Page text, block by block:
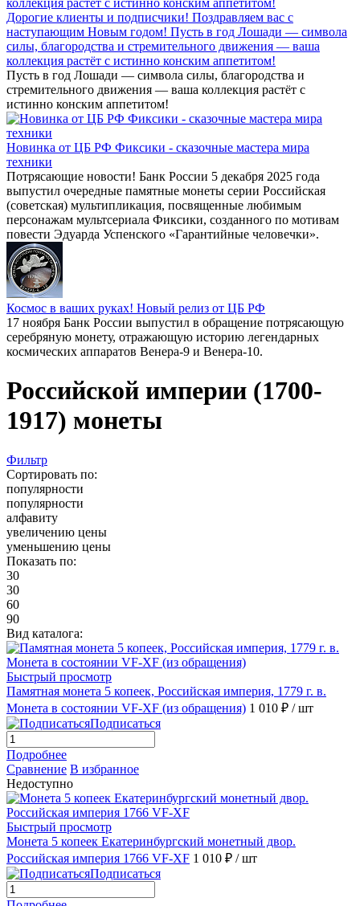
Дорогие клиенты и подписчики! Поздравляем вас с
наступающим Новым годом! Пусть в год Лошади — символа
силы, благородства и стремительного движения — ваша
коллекция растёт с истинно конским аппетитом!
Пусть в год Лошади — символа силы, благородства и
стремительного движения — ваша коллекция растёт с
истинно конским аппетитом!
Новинка от ЦБ РФ Фиксики - сказочные мастера мира
техники
Потрясающие новости! Банк России 5 декабря 2025 года
выпустил очередные памятные монеты серии Российская
(советская) мультипликация, посвященные любимым
персонажам мультсериала Фиксики, созданного по мотивам
повести Эдуарда Успенского «Гарантийные человечки».
Космос в ваших руках! Новый релиз от ЦБ РФ
17 ноября Банк России выпустил в обращение потрясающую
серебряную монету, отражающую историю легендарных
космических аппаратов Венера-9 и Венера-10.
Российской империи (1700-
1917) монеты
Фильтр
Сортировать по:
популярности
популярности
алфавиту
увеличению цены
уменьшению цены
Показать по:
30
30
60
90
Вид каталога:
Быстрый просмотр
Памятная монета 5 копеек, Российская империя, 1779 г. в.
Монета в состоянии VF-XF (из обращения) 1 010 ₽ / шт
Подписаться
Подробнее
Сравнение В избранное
Недоступно
Быстрый просмотр
Монета 5 копеек Екатеринбургский монетный двор.
Российская империя 1766 VF-XF 1 010 ₽ / шт
Подписаться